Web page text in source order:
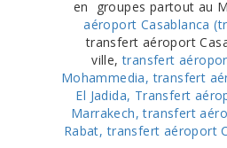
en groupes partout au
aéroport Casablanca
transfert aéroport
ville,transfert
Mohammedia,transfert
El Jadida, Transfert
Marrakech,transfert
Rabat,transfert aéroport